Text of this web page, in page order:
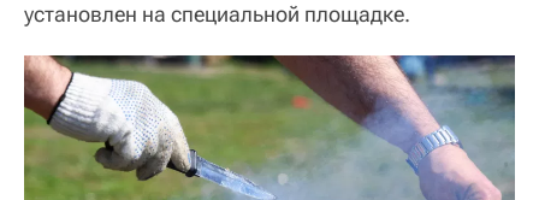
установлен на специальной площадке.